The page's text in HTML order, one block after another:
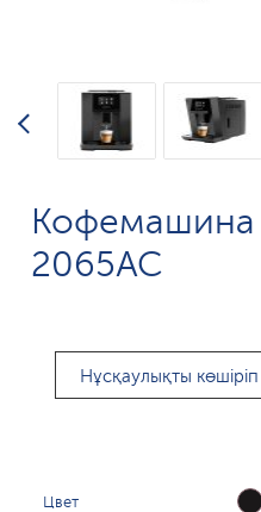
Кофемашина
2065AC
Нұсқаулықты
Цвет